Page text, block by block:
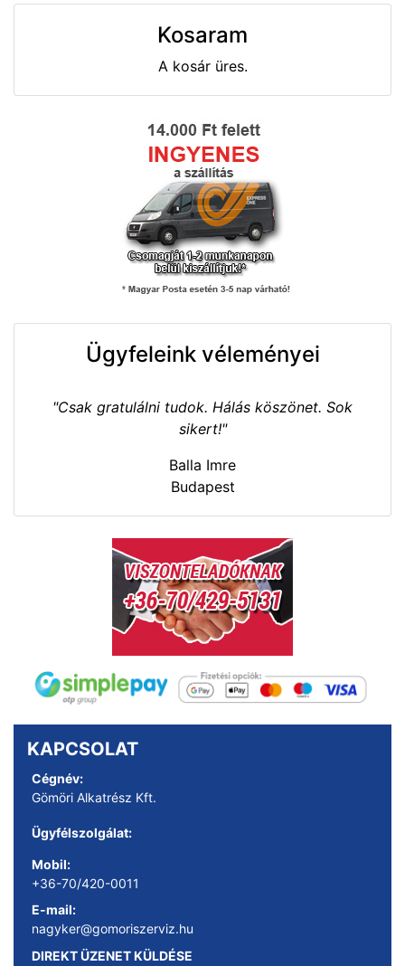
Kosaram
A kosár üres.
Ügyfeleink véleményei
"Csak gratulálni tudok. Hálás köszönet. Sok
sikert!"
Balla Imre
Budapest
KAPCSOLAT
Cégnév:
Gömöri Alkatrész Kft.
Ügyfélszolgálat:
Mobil:
+36-70/420-0011
E-mail:
nagyker@gomoriszerviz.hu
DIREKT ÜZENET KÜLDÉSE